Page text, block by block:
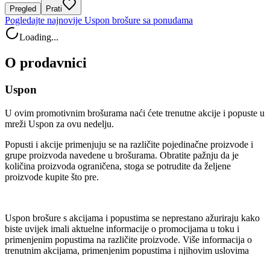
Pregled Prati
Pogledajte najnovije Uspon brošure sa ponudama
Loading...
O prodavnici
Uspon
U ovim promotivnim brošurama naći ćete trenutne akcije i popuste u
mreži Uspon za ovu nedelju.
Popusti i akcije primenjuju se na različite pojedinačne proizvode i
grupe proizvoda navedene u brošurama. Obratite pažnju da je
količina proizvoda ograničena, stoga se potrudite da željene
proizvode kupite što pre.
Uspon brošure s akcijama i popustima se neprestano ažuriraju kako
biste uvijek imali aktuelne informacije o promocijama u toku i
primenjenim popustima na različite proizvode. Više informacija o
trenutnim akcijama, primenjenim popustima i njihovim uslovima